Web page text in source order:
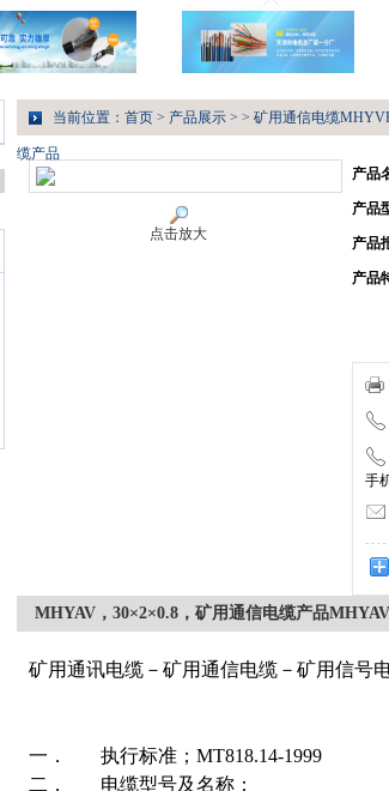
当前位置： 首页 > 产品展示 > > 矿用通信电缆
缆产品
点击放大
产品
产品
产品
产品
手
MHYAV，30×2×0.8，矿用通信电缆产品
矿用通讯电缆－矿用通信电缆－矿用信号
一．
执行标准；MT818.14-1999
二．
电缆型号及名称：